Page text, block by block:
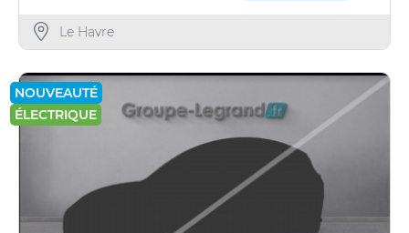
Le Havre
NOUVEAUTÉ
ÉLECTRIQUE